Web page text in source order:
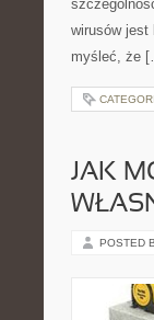
wirusów jest
myśleć, że
JAK
POSTED